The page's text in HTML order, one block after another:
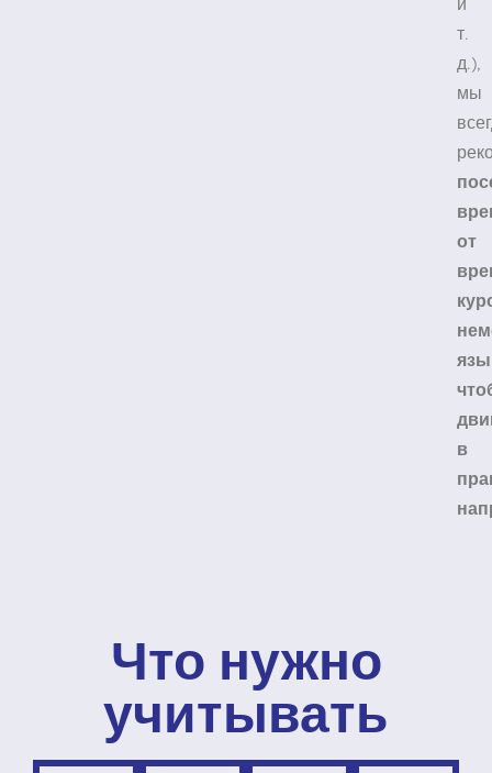
и
т.
д.),
мы
от
в
Что нужно
учитывать